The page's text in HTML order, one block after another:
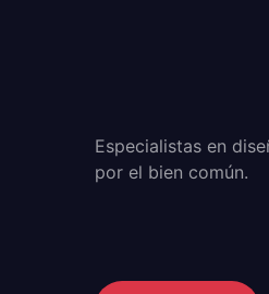
Especialistas en
por el bien común.